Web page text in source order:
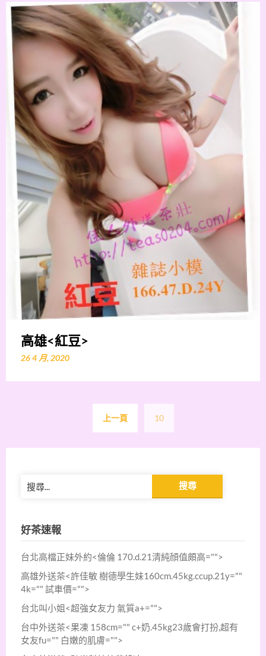
高雄<紅豆>
26 4 月, 2020
文
導
上一頁 10
搜
尋
字:
好茶速報
台北高檔正妹外約<倫倫 170.d.21清純顔值頗高="">
高雄外送茶<許佳敏 樹德學生妹160cm.45kg.ccup.21y=""
4k="" 試車價="">
台北叫小姐<超強女友力 氣質a+="">
台中外送茶<果凍 158cm="" c+奶.45kg23歲會打扮,超有
女友fu="" 白嫩的肌膚="">